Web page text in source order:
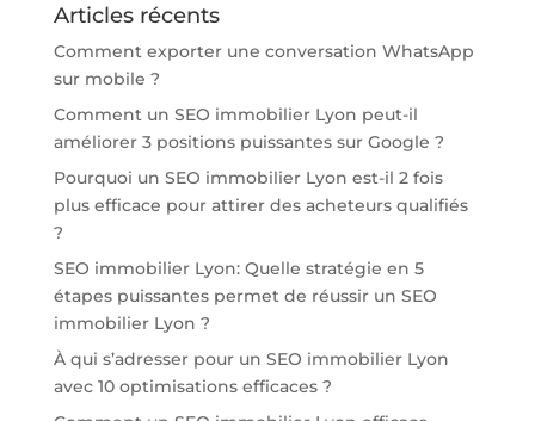
Articles récents
Comment exporter une conversation WhatsApp
sur mobile ?
Comment un SEO immobilier Lyon peut-il
améliorer 3 positions puissantes sur Google ?
Pourquoi un SEO immobilier Lyon est-il 2 fois
plus efficace pour attirer des acheteurs qualifiés
?
SEO immobilier Lyon: Quelle stratégie en 5
étapes puissantes permet de réussir un SEO
immobilier Lyon ?
À qui s’adresser pour un SEO immobilier Lyon
avec 10 optimisations efficaces ?